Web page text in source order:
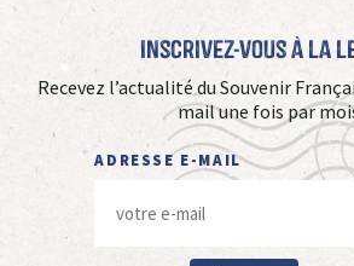
Inscrivez-vous à La
Recevez l’actualité du Souvenir
mail une fois par
ADRESSE E-MAIL